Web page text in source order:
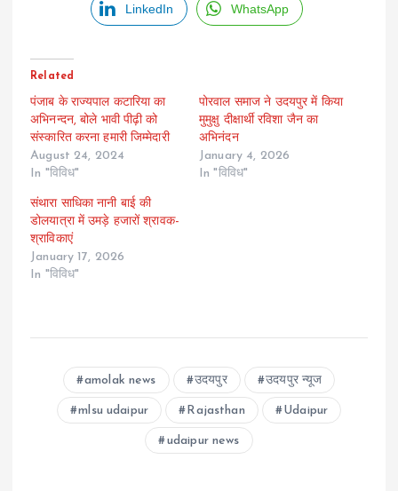
LinkedIn WhatsApp
Related
पंजाब के राज्यपाल कटारिया का
अभिनन्दन, बोले भावी पीढ़ी को
संस्कारित करना हमारी जिम्मेदारी
August 24, 2024
In "विविध"
पोरवाल समाज ने उदयपुर में किया
मुमुक्षु दीक्षार्थी रविशा जैन का
अभिनंदन
January 4, 2026
In "विविध"
संथारा साधिका नानी बाई की
डोलयात्रा में उमड़े हजारों श्रावक-
श्राविकाएं
January 17, 2026
In "विविध"
amolak news उदयपुर उदयपुर न्यूज
mlsu udaipur Rajasthan Udaipur
udaipur news